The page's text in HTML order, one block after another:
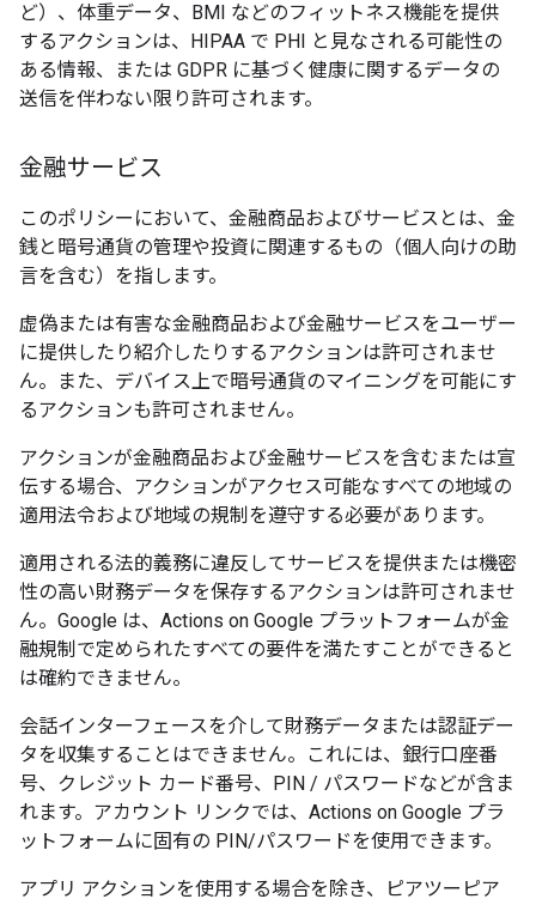
ど）、体重データ、BMI などのフィットネス機能を提供
するアクションは、HIPAA で PHI と見なされる可能性の
ある情報、または GDPR に基づく健康に関するデータの
送信を伴わない限り許可されます。
金融サービス
このポリシーにおいて、金融商品およびサービスとは、金
銭と暗号通貨の管理や投資に関連するもの（個人向けの助
言を含む）を指します。
虚偽または有害な金融商品および金融サービスをユーザー
に提供したり紹介したりするアクションは許可されませ
ん。また、デバイス上で暗号通貨のマイニングを可能にす
るアクションも許可されません。
アクションが金融商品および金融サービスを含むまたは宣
伝する場合、アクションがアクセス可能なすべての地域の
適用法令および地域の規制を遵守する必要があります。
適用される法的義務に違反してサービスを提供または機密
性の高い財務データを保存するアクションは許可されませ
ん。Google は、Actions on Google プラットフォームが金
融規制で定められたすべての要件を満たすことができると
は確約できません。
会話インターフェースを介して財務データまたは認証デー
タを収集することはできません。これには、銀行口座番
号、クレジット カード番号、PIN / パスワードなどが含ま
れます。アカウント リンクでは、Actions on Google プラ
ットフォームに固有の PIN/パスワードを使用できます。
アプリ アクションを使用する場合を除き、ピアツーピア